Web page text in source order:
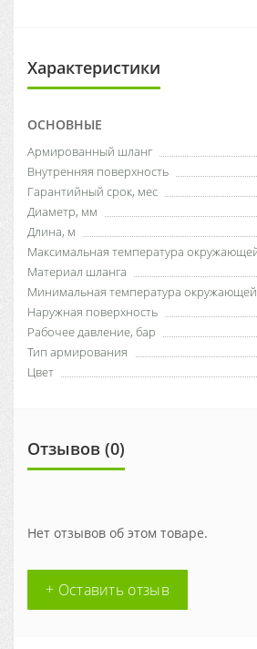
Характеристики
ОСНОВНЫЕ
Армированный шланг
Внутренняя поверхность
Гарантийный срок, мес
Диаметр, мм
Длина, м
Максимальная температура
Материал шланга
Минимальная температура окружающей
Наружная поверхность
Рабочее давление, бар
Тип армирования
Цвет
Отзывов (0)
Нет отзывов об этом товаре.
+ Оставить отзыв